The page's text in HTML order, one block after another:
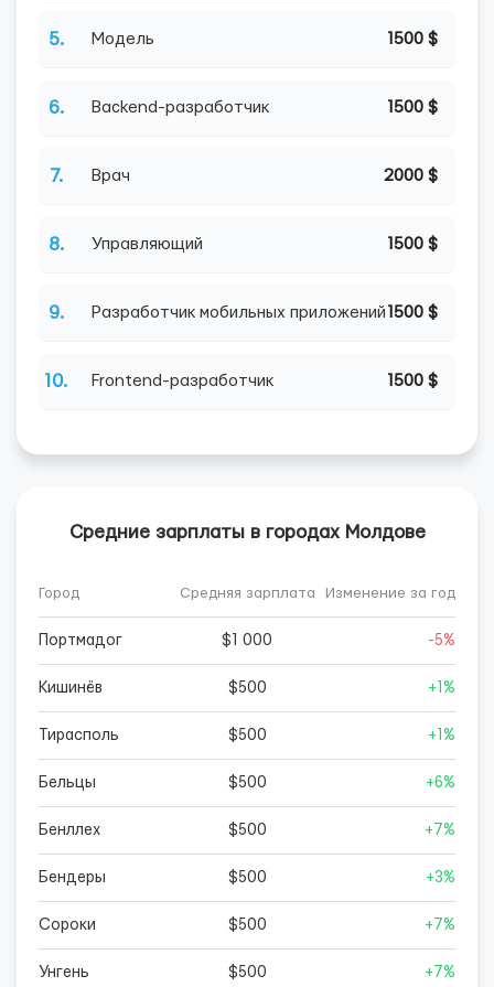
5. Модель 1500 $
6. Backend-разработчик 1500 $
7. Врач 2000 $
8. Управляющий 1500 $
9. Разработчик мобильных приложений 1500 $
10. Frontend-разработчик 1500 $
Средние зарплаты в городах Молдове
Город Средняя зарплата Изменение за год
Портмадог $1 000 -5%
Кишинёв $500 +1%
Тирасполь $500 +1%
Бельцы $500 +6%
Бенллех $500 +7%
Бендеры $500 +3%
Сороки $500 +7%
Унгень $500 +7%